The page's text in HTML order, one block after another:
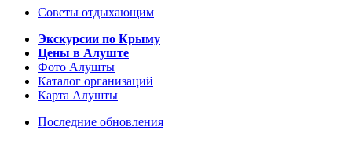
Советы отдыхающим
Экскурсии по Крыму
Цены в Алуште
Фото Алушты
Каталог организаций
Карта Алушты
Последние обновления